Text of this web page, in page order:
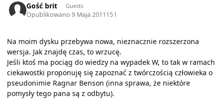
Gość brit Guests
Opublikowano9 Maja 201115 l
Na moim dysku przebywa nowa, nieznacznie rozszerzona
wersja. Jak znajdę czas, to wrzucę.
Jeśli ktoś ma pociąg do wiedzy na wypadek W, to tak w ramach
ciekawostki proponuję się zapoznać z twórczością człowieka o
pseudonimie Ragnar Benson (inna sprawa, że niektóre
pomysły tego pana są z odbytu).